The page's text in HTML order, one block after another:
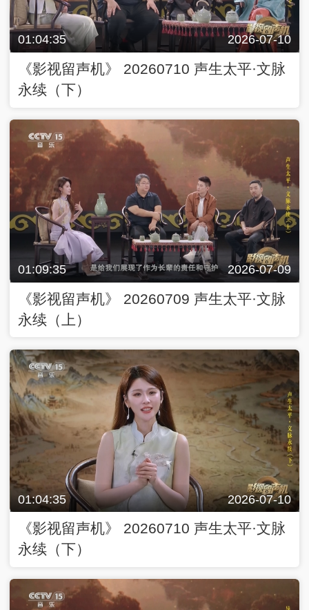
01:04:35 2026-07-10
《影视留声机》 20260710 声生太平·文脉
永续（下）
01:09:35 2026-07-09
《影视留声机》 20260709 声生太平·文脉
永续（上）
01:04:35 2026-07-10
《影视留声机》 20260710 声生太平·文脉
永续（下）